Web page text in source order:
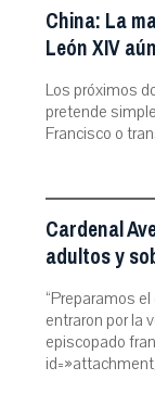
China: La
León XIV
Los próximos
pretende
Francisco o
Cardenal
adultos y
“Preparamos
entraron por la
episcopado